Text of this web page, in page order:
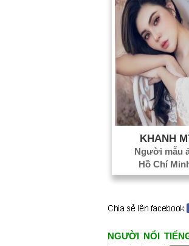
KHANH
Người mẫu
Hồ Chí
NGƯỜI NỔI